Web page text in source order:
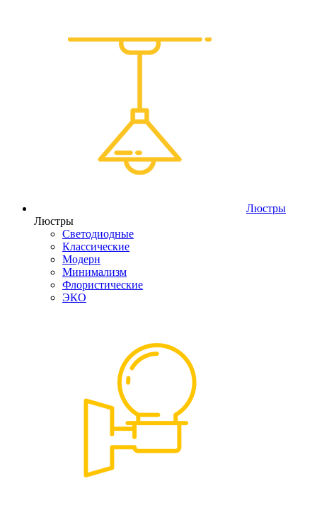
Люстры
Люстры
Светодиодные
Классические
Модерн
Минимализм
Флористические
ЭКО